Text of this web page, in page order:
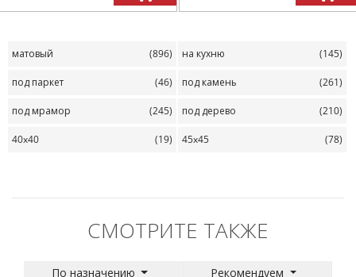
матовый (896) на кухню (145)
под паркет (46) под камень (261)
под мрамор (245) под дерево (210)
40x40 (19) 45x45 (78)
СМОТРИТЕ ТАКЖЕ
По назначению
Рекомендуем